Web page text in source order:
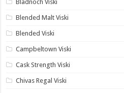
Bladnoch Viski
Blended Malt Viski
Blended Viski
Campbeltown Viski
Cask Strength Viski
Chivas Regal Viski